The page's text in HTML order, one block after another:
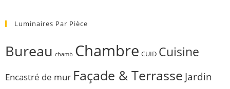
Luminaires Par Pièce
Bureau chamb Chambre CUID Cuisine
Encastré de mur Façade & Terrasse Jardin